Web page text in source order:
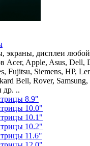
экраны, дисплеи любой
Acer, Apple, Asus, Dell,
Fujitsu, Siemens, HP,
Bell, Rover,
др. ..
8.9"
10.0"
10.1"
10.2"
11.6"